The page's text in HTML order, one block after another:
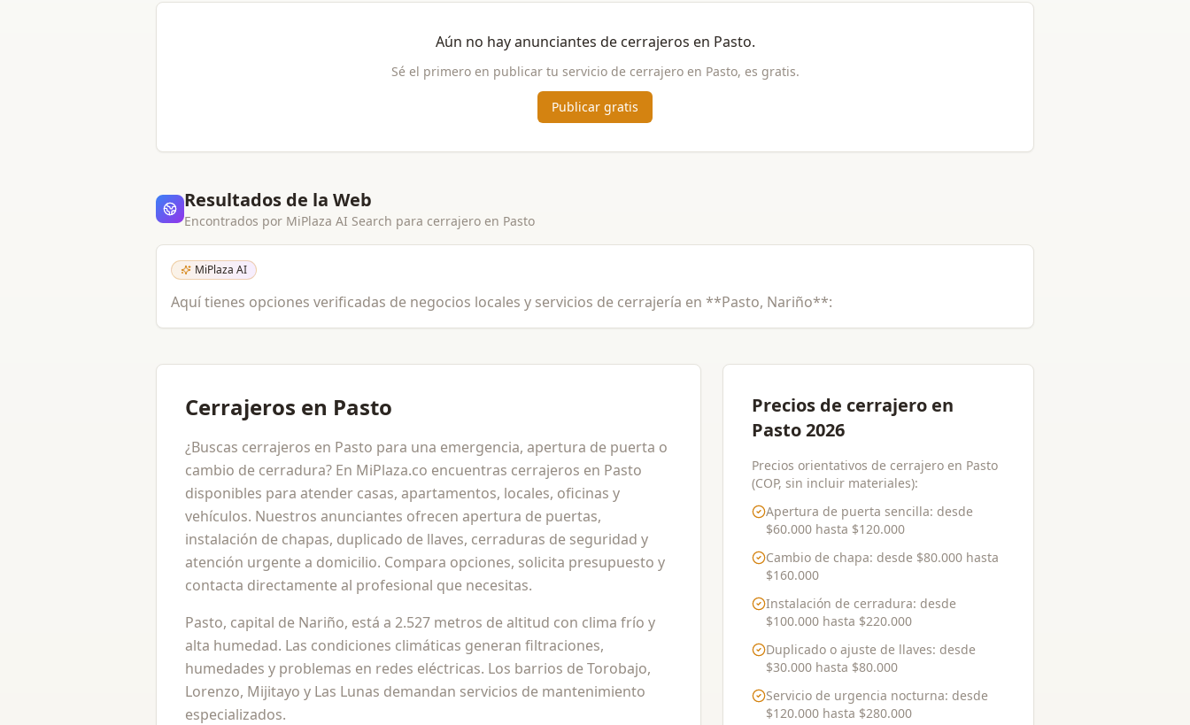
Aún no hay anunciantes de cerrajeros en Pasto.
Sé el primero en publicar tu servicio de cerrajeroen Pasto, es gratis.
Publicar gratis
Resultados de la Web
Encontrados por MiPlaza AI Search para cerrajero en Pasto
MiPlaza AI
Aquí tienes opciones verificadas de negocios locales y servicios de cerrajería en **Pasto, Nariño**:
Cerrajeros en Pasto
¿Buscas cerrajeros en Pasto para una emergencia, apertura de puerta o
cambio de cerradura? En MiPlaza.co encuentras cerrajeros en Pasto
disponibles para atender casas, apartamentos, locales, oficinas y
vehículos. Nuestros anunciantes ofrecen apertura de puertas,
instalación de chapas, duplicado de llaves, cerraduras de seguridad y
atención urgente a domicilio. Compara opciones, solicita presupuesto y
contacta directamente al profesional que necesitas.
Pasto, capital de Nariño, está a 2.527 metros de altitud con clima frío y
alta humedad. Las condiciones climáticas generan filtraciones,
humedades y problemas en redes eléctricas. Los barrios de Torobajo,
Lorenzo, Mijitayo y Las Lunas demandan servicios de mantenimiento
especializados.
Precios de cerrajero en
Pasto 2026
Precios orientativos de cerrajero en Pasto
(COP, sin incluir materiales):
Apertura de puerta sencilla: desde
$60.000hasta $120.000
Cambio de chapa: desde $80.000hasta
$160.000
Instalación de cerradura: desde
$100.000hasta $220.000
Duplicado o ajuste de llaves: desde
$30.000hasta $80.000
Servicio de urgencia nocturna: desde
$120.000hasta $280.000